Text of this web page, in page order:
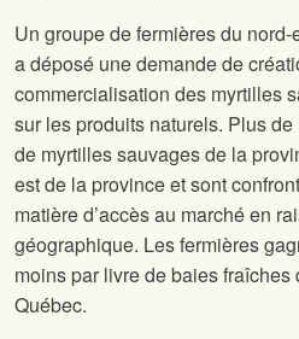
Un groupe de fermières du
a déposé une demande de
commercialisation des myrtilles
sur les produits naturels. Plus
de myrtilles sauvages de la
est de la province et sont
matière d’accès au marché en
géographique. Les fermières
moins par livre de baies
Québec.